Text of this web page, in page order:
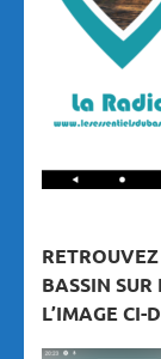
BASSIN SUR
L’IMAGE CI-